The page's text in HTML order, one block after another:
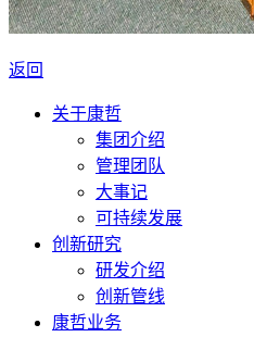
返回
关于康哲
集团介绍
管理团队
大事记
可持续发展
创新研究
研发介绍
创新管线
康哲业务